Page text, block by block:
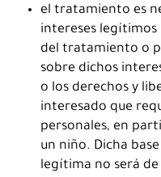
el tratamiento es
intereses legítimos
del tratamiento o
sobre dichos
o los derechos y
interesado que
personales, en
un niño. Dicha base
legítima no será